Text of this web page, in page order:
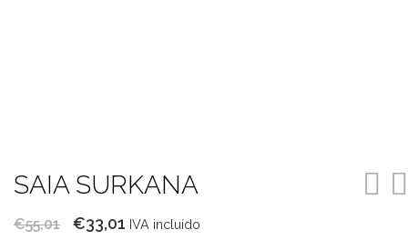
SAIA SURKANA
€55,01
O
€33,01 O
IVA incluído